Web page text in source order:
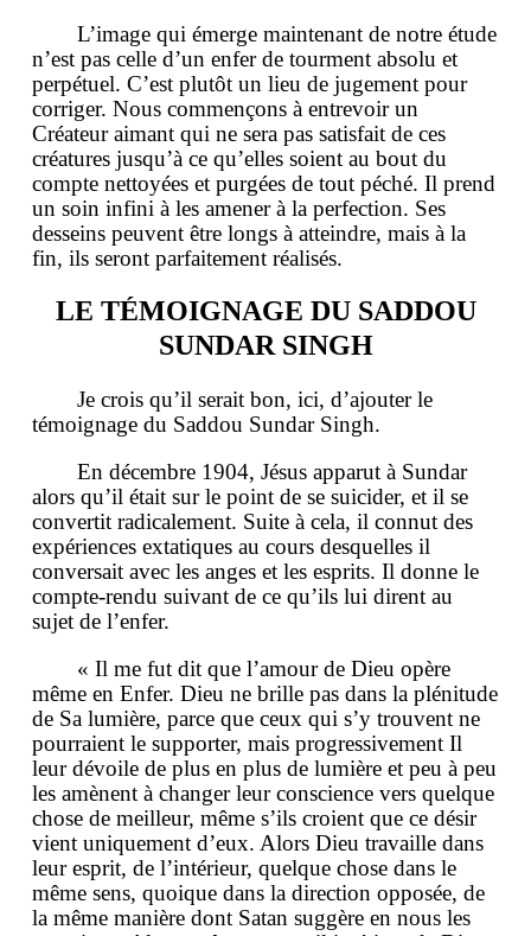
L’image qui émerge maintenant de notre étude
n’est pas celle d’un enfer de tourment absolu et
perpétuel. C’est plutôt un lieu de jugement pour
corriger. Nous commençons à entrevoir un
Créateur aimant qui ne sera pas satisfait de ces
créatures jusqu’à ce qu’elles soient au bout du
compte nettoyées et purgées de tout péché. Il prend
un soin infini à les amener à la perfection. Ses
desseins peuvent être longs à atteindre, mais à la
fin, ils seront parfaitement réalisés.
LE TÉMOIGNAGE DU SADDOU
SUNDAR SINGH
Je crois qu’il serait bon, ici, d’ajouter le
témoignage du Saddou Sundar Singh.
En décembre 1904, Jésus apparut à Sundar
alors qu’il était sur le point de se suicider, et il se
convertit radicalement. Suite à cela, il connut des
expériences extatiques au cours desquelles il
conversait avec les anges et les esprits. Il donne le
compte-rendu suivant de ce qu’ils lui dirent au
sujet de l’enfer.
« Il me fut dit que l’amour de Dieu opère
même en Enfer. Dieu ne brille pas dans la plénitude
de Sa lumière, parce que ceux qui s’y trouvent ne
pourraient le supporter, mais progressivement Il
leur dévoile de plus en plus de lumière et peu à peu
les amènent à changer leur conscience vers quelque
chose de meilleur, même s’ils croient que ce désir
vient uniquement d’eux. Alors Dieu travaille dans
leur esprit, de l’intérieur, quelque chose dans le
même sens, quoique dans la direction opposée, de
la même manière dont Satan suggère en nous les